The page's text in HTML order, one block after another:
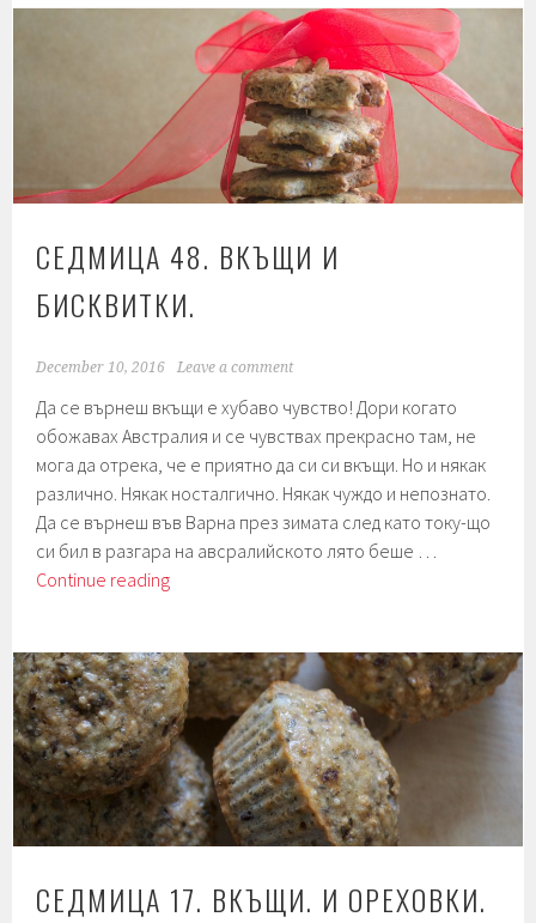
мляко
от
кашу
СЕДМИЦА 48. ВКЪЩИ И
БИСКВИТКИ.
December 10, 2016 Leave a comment
Да се върнеш вкъщи е хубаво чувство! Дори когато
обожавах Австралия и се чувствах прекрасно там, не
мога да отрека, че е приятно да си си вкъщи. Но и някак
различно. Някак носталгично. Някак чуждо и непознато.
Да се върнеш във Варна през зимата след като току-що
си бил в разгара на авсралийското лято беше …
Continue readingСедмица
и
бисквитки.
СЕДМИЦА 17. ВКЪЩИ. И ОРЕХОВКИ.